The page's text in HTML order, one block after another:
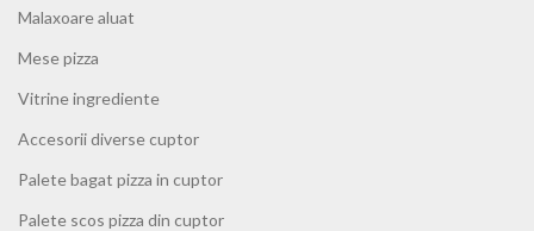
Malaxoare aluat
Mese pizza
Vitrine ingrediente
Accesorii diverse cuptor
Palete bagat pizza in cuptor
Palete scos pizza din cuptor